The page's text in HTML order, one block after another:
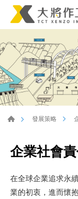
發展策略
企業社會
在全球企業追求永
業的初衷，進而懷